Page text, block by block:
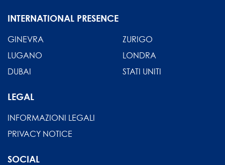
INTERNATIONAL PRESENCE
GINEVRA
ZURIGO
LUGANO
LONDRA
DUBAI
STATI UNITI
LEGAL
INFORMAZIONI LEGALI
PRIVACY NOTICE
SOCIAL